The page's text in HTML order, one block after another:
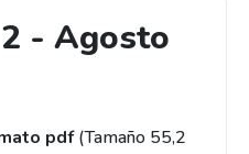
- Agosto
pdf(Tamaño 55,2